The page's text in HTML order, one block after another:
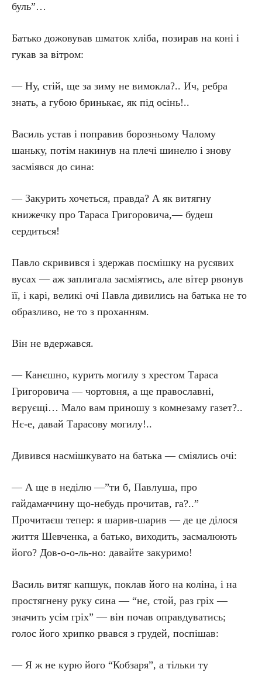
буль”…
Батько дожовував шматок хліба, позирав на коні і
гукав за вітром:
— Ну, стій, ще за зиму не вимокла?.. Ич, ребра
знать, а губою бринькає, як під осінь!..
Василь устав і поправив борозньому Чалому
шаньку, потім накинув на плечі шинелю і знову
засміявся до сина:
— Закурить хочеться, правда? А як витягну
книжечку про Тараса Григоровича,— будеш
сердиться!
Павло скривився і здержав посмішку на русявих
вусах — аж заплигала засміятись, але вітер рвонув
її, і карі, великі очі Павла дивились на батька не то
образливо, не то з проханням.
Він не вдержався.
— Канєшно, курить могилу з хрестом Тараса
Григоровича — чортовня, а ще православні,
вєруєщі… Мало вам приношу з комнезаму газет?..
Нє-е, давай Тарасову могилу!..
Дивився насмішкувато на батька — сміялись очі:
— А ще в неділю —”ти б, Павлуша, про
гайдамаччину що-небудь прочитав, га?..”
Прочитаєш тепер: я шарив-шарив — де це ділося
життя Шевченка, а батько, виходить, засмалюють
його? Дов-о-о-ль-но: давайте закуримо!
Василь витяг капшук, поклав його на коліна, і на
простягнену руку сина — “нє, стой, раз гріх —
значить усім гріх” — він почав оправдуватись;
голос його хрипко рвався з грудей, поспішав:
— Я ж не курю його “Кобзаря”, а тільки ту